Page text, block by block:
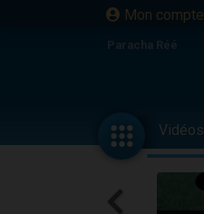
Mon compte
Paracha Réé
Vidéos